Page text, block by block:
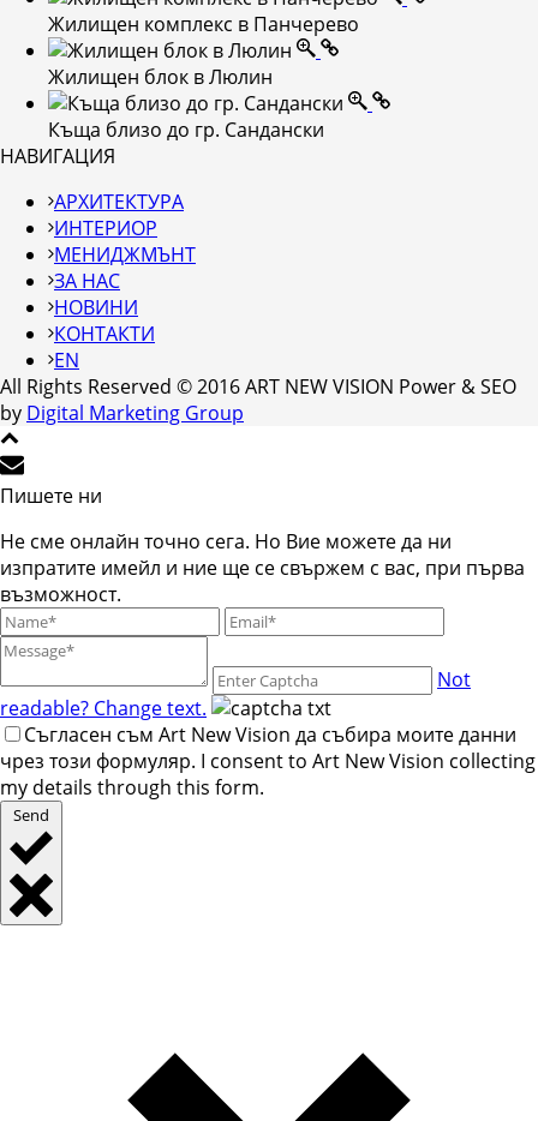
Жилищен комплекс в Панчерево
Жилищен блок в Люлин
Къща близо до гр. Сандански
НАВИГАЦИЯ
АРХИТЕКТУРА
ИНТЕРИОР
МЕНИДЖМЪНТ
ЗА НАС
НОВИНИ
КОНТАКТИ
EN
All Rights Reserved © 2016 ART NEW VISION Power & SEO
by Digital Marketing Group
Пишете ни
Не сме онлайн точно сега. Но Вие можете да ни
изпратите имейл и ние ще се свържем с вас, при първа
възможност.
Not
readable? Change text.
Съгласен съм Art New Vision да събира моите данни
чрез този формуляр. I consent to Art New Vision collecting
my details through this form.
Send